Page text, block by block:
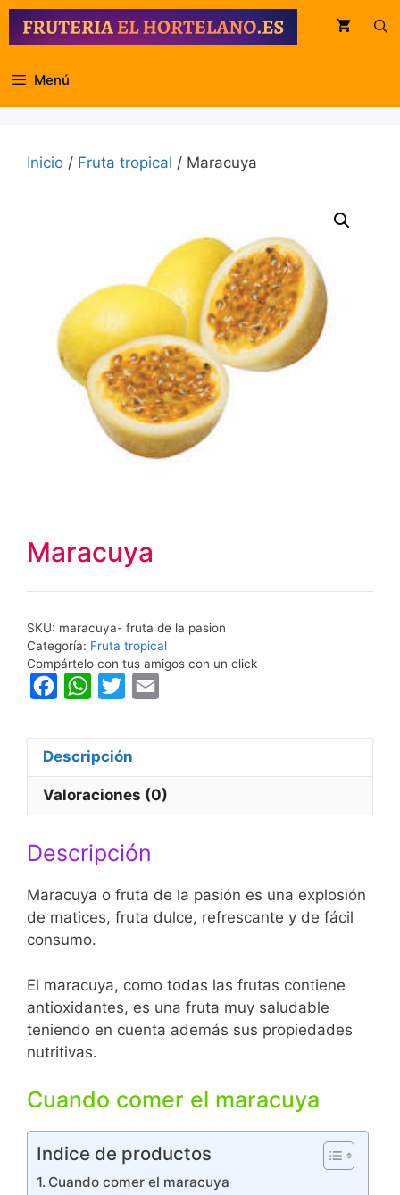
Saltar
Menú
Inicio / Fruta tropical / Maracuya
Maracuya
SKU: maracuya- fruta de la pasion
Categoría: Fruta tropical
Compártelo con tus amigos con un click
e
b
o
o
W
t
s
A
p
t
t
e
r
l
Descripción
Valoraciones (0)
Descripción
Maracuya o fruta de la pasión es una explosión
de matices, fruta dulce, refrescante y de fácil
consumo.
El maracuya, como todas las frutas contiene
antioxidantes, es una fruta muy saludable
teniendo en cuenta además sus propiedades
nutritivas.
Cuando comer el maracuya
Indice de productos
Cuando comer el maracuya